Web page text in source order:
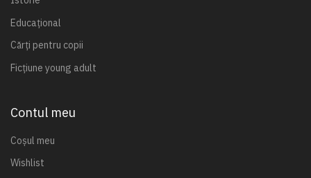
Educațional
Cărți pentru copii
Ficțiune young adult
Contul meu
Coșul meu
Wishlist